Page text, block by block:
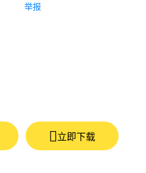
举报
立即下载